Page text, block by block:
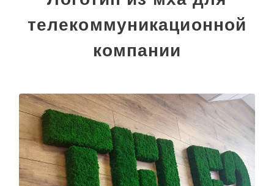
АКЦИИ
телекоммуникационной
компании